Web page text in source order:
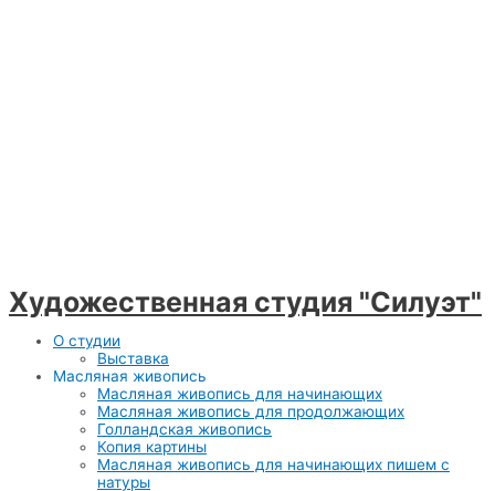
Художественная студия "Силуэт"
Меню
О студии
Выставка
Масляная живопись
Масляная живопись для начинающих
Масляная живопись для продолжающих
Голландская живопись
Копия картины
Масляная живопись для начинающих пишем с
натуры